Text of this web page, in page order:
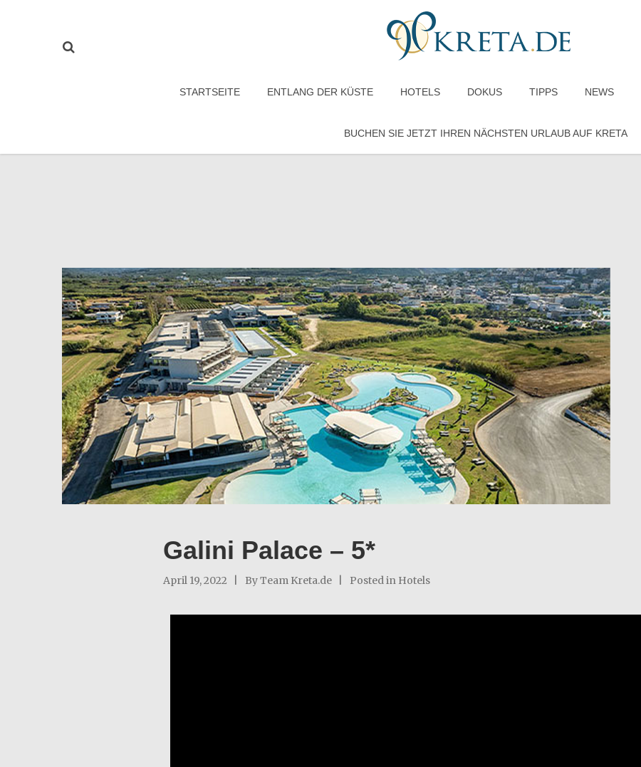
STARTSEITE ENTLANG DER KÜSTE HOTELS DOKUS TIPPS NEWS
BUCHEN SIE JETZT IHREN NÄCHSTEN URLAUB AUF KRETA
Galini Palace – 5*
April 19, 2022 ByTeam Kreta.de Posted in Hotels